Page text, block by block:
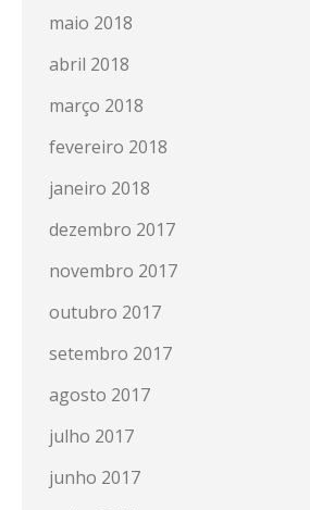
maio 2018
abril 2018
março 2018
fevereiro 2018
janeiro 2018
dezembro 2017
novembro 2017
outubro 2017
setembro 2017
agosto 2017
julho 2017
junho 2017